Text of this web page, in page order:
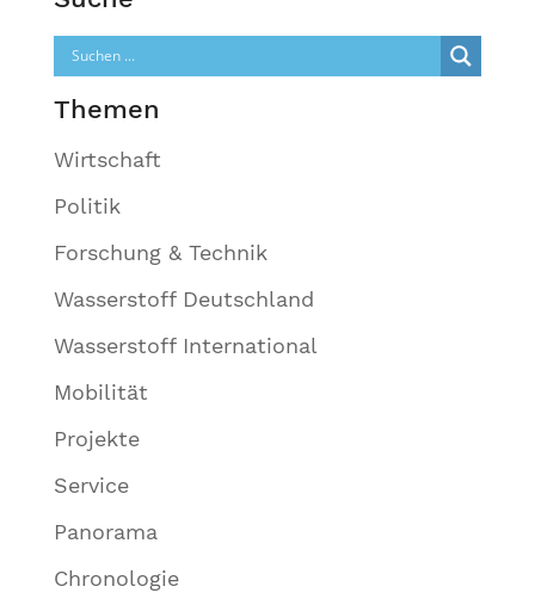
Themen
Wirtschaft
Politik
Forschung & Technik
Wasserstoff Deutschland
Wasserstoff International
Mobilität
Projekte
Service
Panorama
Chronologie